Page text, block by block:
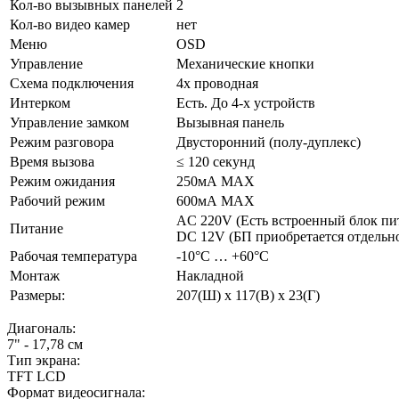
Кол-во вызывных панелей 2
Кол-во видео камер
нет
Меню
OSD
Управление
Механические кнопки
Схема подключения
4х проводная
Интерком
Есть. До 4-х устройств
Управление замком
Вызывная панель
Режим разговора
Двусторонний (полу-дуплекс)
Время вызова
≤ 120 секунд
Режим ожидания
250мА MAX
Рабочий режим
600мА MAX
Питание
AC 220V (Есть встроенный блок
DC 12V (БП приобретается
Рабочая температура
-10°C … +60°C
Монтаж
Накладной
Размеры:
207(Ш) х 117(В) х 23(Г)
Диагональ:
7" - 17,78 см
Тип экрана:
TFT LCD
Формат видеосигнала: